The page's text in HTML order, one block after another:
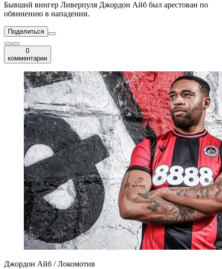
Бывший вингер Ливерпуля Джордон Айб был арестован по
обвинению в нападении.
Поделиться
0
комментарии
Джордон Айб / Локомотив